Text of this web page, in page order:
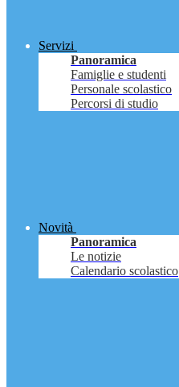
Servizi
Panoramica
Famiglie e studenti
Personale scolastico
Percorsi di studio
Novità
Panoramica
Le notizie
Calendario scolastico